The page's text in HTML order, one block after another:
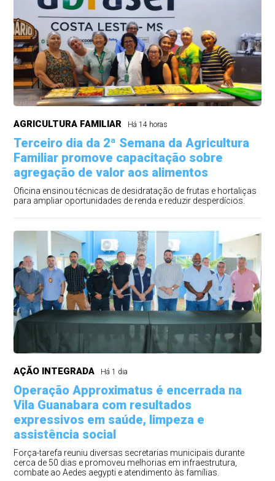
AGRICULTURA FAMILIAR Há 14 horas
Terceiro dia da 2ª Semana da Agricultura
Familiar promove capacitação sobre
agregação de valor aos alimentos
Oficina ensinou técnicas de desidratação de frutas e hortaliças
para ampliar oportunidades de renda e reduzir desperdícios.
AÇÃO INTEGRADA Há 1 dia
Operação Approximatus é encerrada na
Vila Guanabara com resultados
expressivos em saúde, limpeza e
assistência social
Força-tarefa reuniu diversas secretarias municipais durante
cerca de 50 dias e promoveu melhorias em infraestrutura,
combate ao Aedes aegypti e atendimento às famílias.